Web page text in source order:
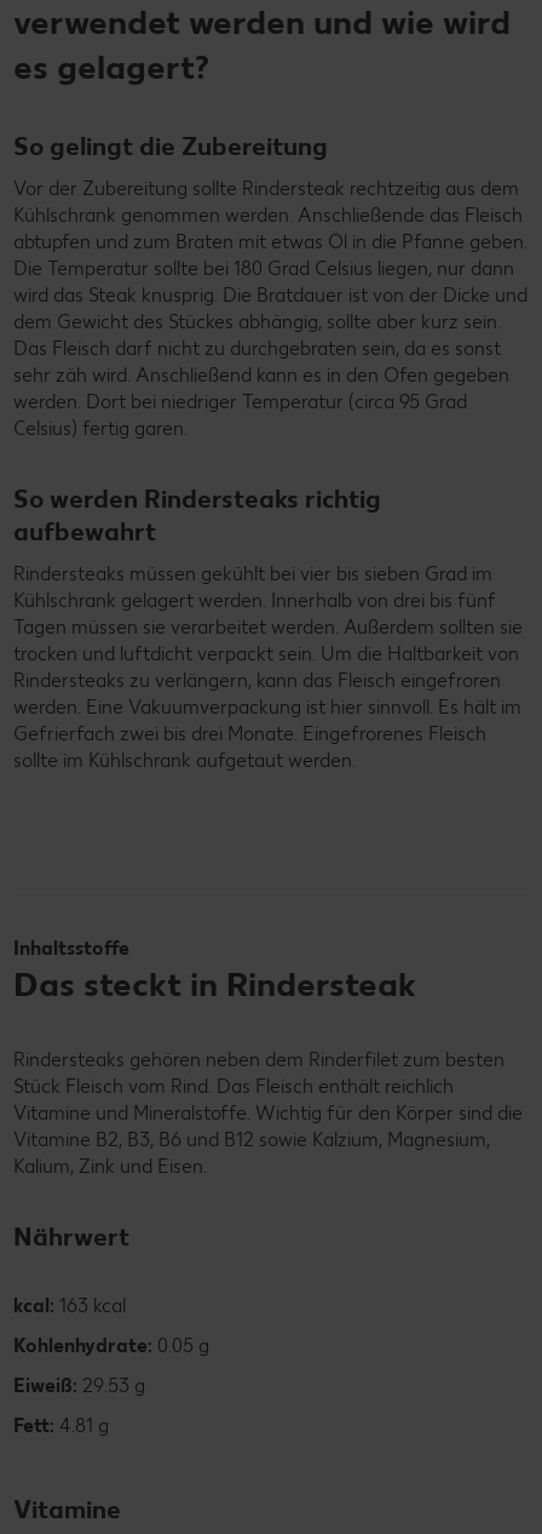
verwendet werden und wie wird
es gelagert?
So gelingt die Zubereitung
Vor der Zubereitung sollte Rindersteak rechtzeitig aus dem
Kühlschrank genommen werden. Anschließende das Fleisch
abtupfen und zum Braten mit etwas Öl in die Pfanne geben.
Die Temperatur sollte bei 180 Grad Celsius liegen, nur dann
wird das Steak knusprig. Die Bratdauer ist von der Dicke und
dem Gewicht des Stückes abhängig, sollte aber kurz sein.
Das Fleisch darf nicht zu durchgebraten sein, da es sonst
sehr zäh wird. Anschließend kann es in den Ofen gegeben
werden. Dort bei niedriger Temperatur (circa 95 Grad
Celsius) fertig garen.
So werden Rindersteaks richtig
aufbewahrt
Rindersteaks müssen gekühlt bei vier bis sieben Grad im
Kühlschrank gelagert werden. Innerhalb von drei bis fünf
Tagen müssen sie verarbeitet werden. Außerdem sollten sie
trocken und luftdicht verpackt sein. Um die Haltbarkeit von
Rindersteaks zu verlängern, kann das Fleisch eingefroren
werden. Eine Vakuumverpackung ist hier sinnvoll. Es hält im
Gefrierfach zwei bis drei Monate. Eingefrorenes Fleisch
sollte im Kühlschrank aufgetaut werden.
Inhaltsstoffe
Das steckt in Rindersteak
Rindersteaks gehören neben dem Rinderfilet zum besten
Stück Fleisch vom Rind. Das Fleisch enthält reichlich
Vitamine und Mineralstoffe. Wichtig für den Körper sind die
Vitamine B2, B3, B6 und B12 sowie Kalzium, Magnesium,
Kalium, Zink und Eisen.
Nährwert
kcal: 163 kcal
Kohlenhydrate: 0.05 g
Eiweiß: 29.53 g
Fett: 4.81 g
Vitamine